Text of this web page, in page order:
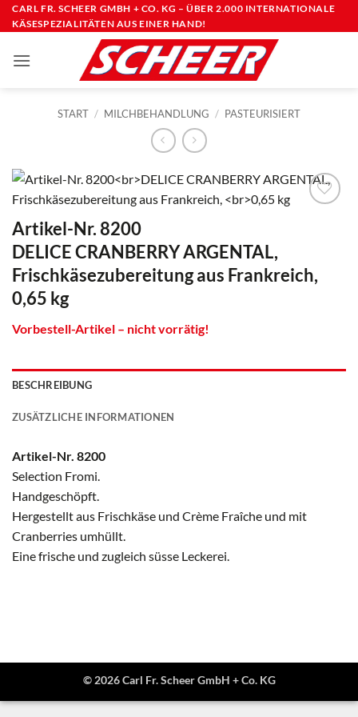
Zum
Inhalt
CARL FR. SCHEER GMBH + CO. KG – ÜBER 2.000 INTERNATIONALE
KÄSESPEZIALITÄTEN AUS EINER HAND!
START / MILCHBEHANDLUNG / PASTEURISIERT
Artikel-Nr. 8200
DELICE CRANBERRY ARGENTAL,
Frischkäsezubereitung aus Frankreich,
0,65 kg
Vorbestell-Artikel – nicht vorrätig!
BESCHREIBUNG
ZUSÄTZLICHE INFORMATIONEN
Artikel-Nr. 8200
Selection Fromi.
Handgeschöpft.
Hergestellt aus Frischkäse und Crème Fraîche und mit
Cranberries umhüllt.
Eine frische und zugleich süsse Leckerei.
© 2026 Carl Fr. Scheer GmbH + Co. KG